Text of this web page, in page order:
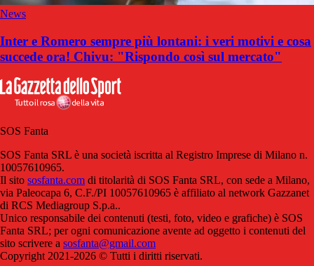
News
Inter e Romero sempre più lontani: i veri motivi e cosa
succede ora! Chivu: "Rispondo così sul mercato"
SOS Fanta
SOS Fanta SRL è una società iscritta al Registro Imprese di Milano n.
10057610965.
Il sito sosfanta.com di titolarità di SOS Fanta SRL, con sede a Milano,
via Paleocapa 6, C.F./PI 10057610965 è affiliato al network Gazzanet
di RCS Mediagroup S.p.a..
Unico responsabile dei contenuti (testi, foto, video e grafiche) è SOS
Fanta SRL; per ogni comunicazione avente ad oggetto i contenuti del
sito scrivere a sosfanta@gmail.com
Copyright 2021-2026 © Tutti i diritti riservati.